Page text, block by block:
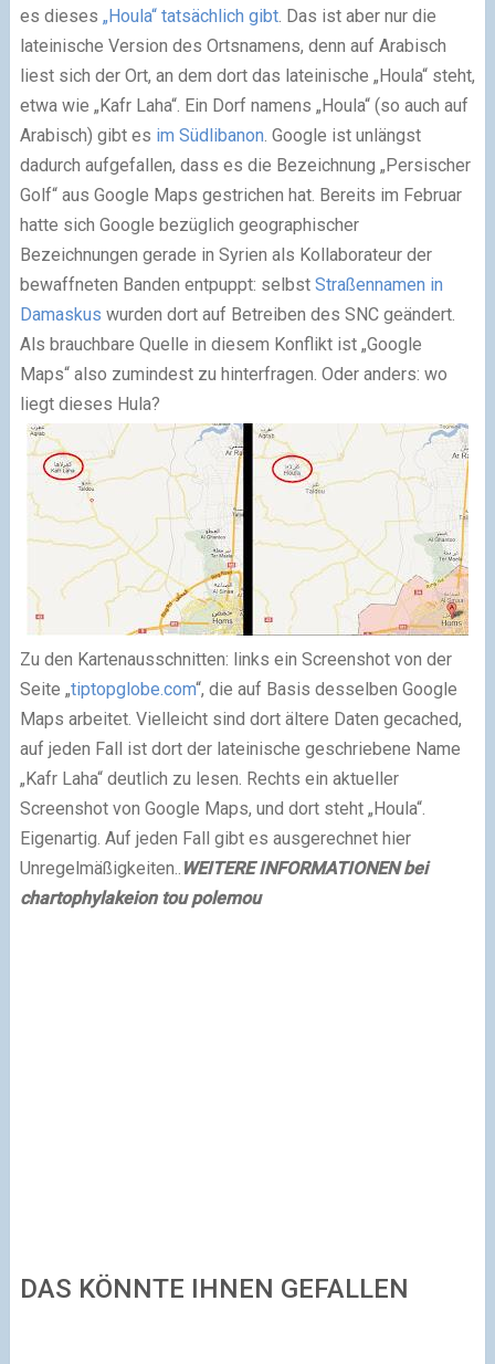
es dieses „Houla“ tatsächlich gibt. Das ist aber nur die
lateinische Version des Ortsnamens, denn auf Arabisch
liest sich der Ort, an dem dort das lateinische „Houla“ steht,
etwa wie „Kafr Laha“. Ein Dorf namens „Houla“ (so auch auf
Arabisch) gibt es im Südlibanon . Google ist unlängst
dadurch aufgefallen, dass es die Bezeichnung „Persischer
Golf“ aus Google Maps gestrichen hat. Bereits im Februar
hatte sich Google bezüglich geographischer
Bezeichnungen gerade in Syrien als Kollaborateur der
bewaffneten Banden entpuppt: selbst Straßennamen in
Damaskus wurden dort auf Betreiben des SNC geändert.
Als brauchbare Quelle in diesem Konflikt ist „Google
Maps“ also zumindest zu hinterfragen. Oder anders: wo
liegt dieses Hula?
Zu den Kartenausschnitten: links ein Screenshot von der
Seite „tiptopglobe.com“, die auf Basis desselben Google
Maps arbeitet. Vielleicht sind dort ältere Daten gecached,
auf jeden Fall ist dort der lateinische geschriebene Name
„Kafr Laha“ deutlich zu lesen. Rechts ein aktueller
Screenshot von Google Maps, und dort steht „Houla“.
Eigenartig. Auf jeden Fall gibt es ausgerechnet hier
Unregelmäßigkeiten.. WEITERE INFORMATIONEN bei
chartophylakeion tou polemou
DAS KÖNNTE IHNEN GEFALLEN